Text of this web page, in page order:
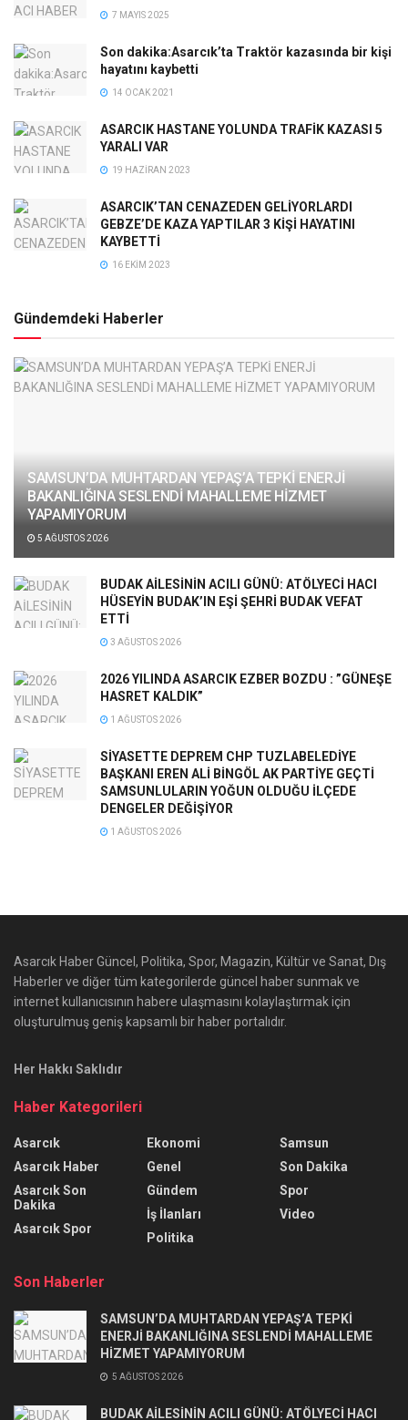
7 MAYIS 2025
Son dakika:Asarcık’ta Traktör kazasında bir kişi
hayatını kaybetti
14 OCAK 2021
ASARCIK HASTANE YOLUNDA TRAFİK KAZASI 5
YARALI VAR
19 HAZIRAN 2023
ASARCIK’TAN CENAZEDEN GELİYORLARDI
GEBZE’DE KAZA YAPTILAR 3 KİŞİ HAYATINI
KAYBETTİ
16 EKIM 2023
Gündemdeki Haberler
SAMSUN’DA MUHTARDAN YEPAŞ’A TEPKİ ENERJİ
BAKANLIĞINA SESLENDİ MAHALLEME HİZMET
YAPAMIYORUM
5 AĞUSTOS 2026
BUDAK AİLESİNİN ACILI GÜNÜ: ATÖLYECİ HACI
HÜSEYİN BUDAK’IN EŞİ ŞEHRİ BUDAK VEFAT
ETTİ
3 AĞUSTOS 2026
2026 YILINDA ASARCIK EZBER BOZDU : ”GÜNEŞE
HASRET KALDIK”
1 AĞUSTOS 2026
SİYASETTE DEPREM CHP TUZLABELEDİYE
BAŞKANI EREN ALİ BİNGÖL AK PARTİYE GEÇTİ
SAMSUNLULARIN YOĞUN OLDUĞU İLÇEDE
DENGELER DEĞİŞİYOR
1 AĞUSTOS 2026
Asarcık Haber Güncel, Politika, Spor, Magazin, Kültür ve Sanat, Dış
Haberler ve diğer tüm kategorilerde güncel haber sunmak ve
internet kullanıcısının habere ulaşmasını kolaylaştırmak için
oluşturulmuş geniş kapsamlı bir haber portalıdır.
Her Hakkı Saklıdır
Haber Kategorileri
Asarcık
Asarcık Haber
Asarcık Son
Dakika
Asarcık Spor
Ekonomi
Genel
Gündem
İş İlanları
Politika
Samsun
Son Dakika
Spor
Video
Son Haberler
SAMSUN’DA MUHTARDAN YEPAŞ’A TEPKİ
ENERJİ BAKANLIĞINA SESLENDİ MAHALLEME
HİZMET YAPAMIYORUM
5 AĞUSTOS 2026
BUDAK AİLESİNİN ACILI GÜNÜ: ATÖLYECİ HACI